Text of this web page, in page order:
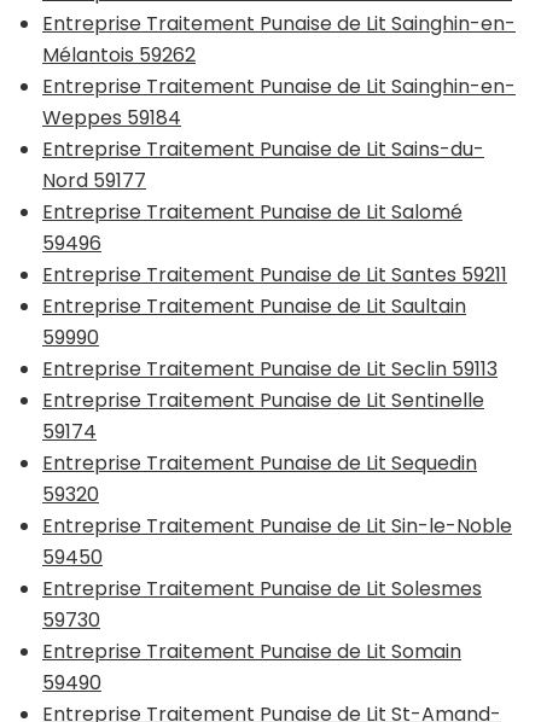
Entreprise Traitement Punaise de Lit Sainghin-en-
Mélantois 59262
Entreprise Traitement Punaise de Lit Sainghin-en-
Weppes 59184
Entreprise Traitement Punaise de Lit Sains-du-
Nord 59177
Entreprise Traitement Punaise de Lit Salomé
59496
Entreprise Traitement Punaise de Lit Santes 59211
Entreprise Traitement Punaise de Lit Saultain
59990
Entreprise Traitement Punaise de Lit Seclin 59113
Entreprise Traitement Punaise de Lit Sentinelle
59174
Entreprise Traitement Punaise de Lit Sequedin
59320
Entreprise Traitement Punaise de Lit Sin-le-Noble
59450
Entreprise Traitement Punaise de Lit Solesmes
59730
Entreprise Traitement Punaise de Lit Somain
59490
Entreprise Traitement Punaise de Lit St-Amand-